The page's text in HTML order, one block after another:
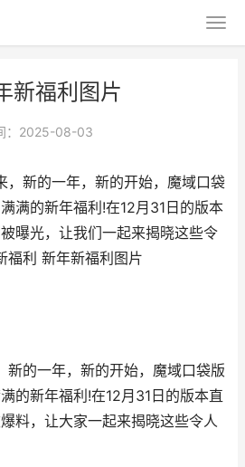
新福利图片
：2025-08-03
新的一年，新的开始，魔域口袋
满的新年福利!在12月31日的版本
曝光，让我们一起来揭晓这些令
福利 新年新福利图片
的一年，新的开始，魔域口袋版
的新年福利!在12月31日的版本直
料，让大家一起来揭晓这些令人